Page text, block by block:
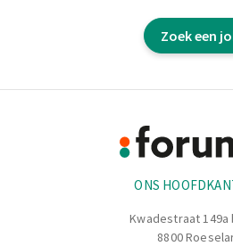
Kwaliteitscontroles uitvoeren
Zoek een
ONS
Kwadestraat 149a
8800